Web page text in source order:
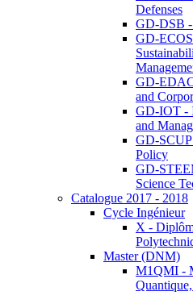
Defenses
GD-DSB -
GD-
GD-
and
GD-IOT -
and
GD-SCUP
Policy
GD-
Science
Catalogue 2017 - 2018
Cycle Ingénieur
X -
Master (DNM)
M1QMI -